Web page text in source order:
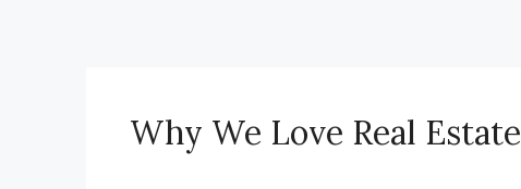
Why We Love Real Estate